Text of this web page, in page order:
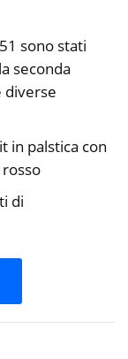
sono stati
seconda
diverse
in palstica con
di